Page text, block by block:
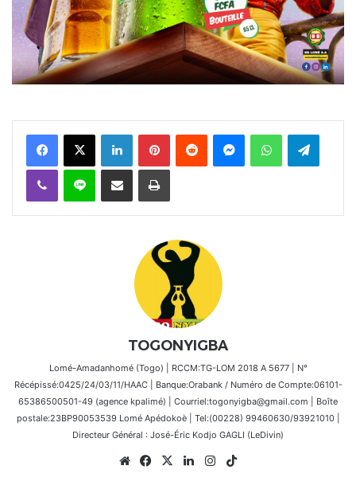
FacebookX Linkedin PinterestReddit MessengerWhatsAppTelegram
Viber Ligne Partager par email Imprimer
TOGONYIGBA
Lomé-Amadanhomé (Togo) | RCCM:TG-LOM 2018 A 5677 | N°
Récépissé:0425/24/03/11/HAAC | Banque:Orabank / Numéro de Compte:06101-
65386500501-49 (agence kpalimé) | Courriel:togonyigba@gmail.com | Boîte
postale:23BP90053539 Lomé Apédokoè | Tel:(00228) 99460630/93921010 |
Directeur Général : José-Éric Kodjo GAGLI (LeDivin)
WebsiteFacebook
X LinkedinInstagram